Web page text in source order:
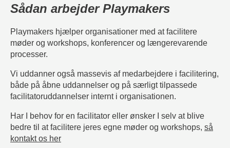
Sådan arbejder Playmakers
Playmakers hjælper organisationer med at facilitere
møder og workshops, konferencer og længerevarende
processer.
Vi uddanner også massevis af medarbejdere i facilitering,
både på åbne uddannelser og på særligt tilpassede
facilitatoruddannelser internt i organisationen.
Har I behov for en facilitator eller ønsker I selv at blive
bedre til at facilitere jeres egne møder og workshops, så
kontakt os her